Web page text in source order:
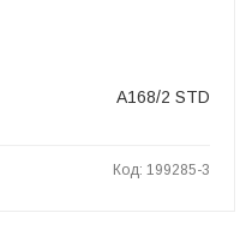
A168/2 STD
Код: 199285-3